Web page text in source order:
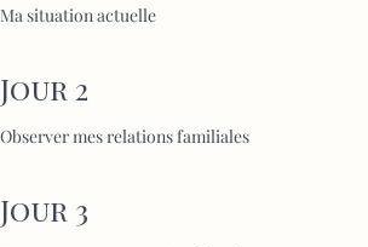
Ma situation actuelle
Jour 2
Observer mes relations familiales
Jour 3